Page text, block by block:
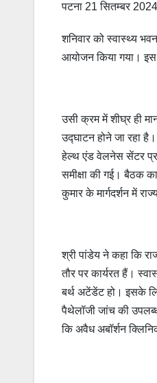
पटना 21 सितम्बर 2024
शनिवार को स्वास्थ्य
आयोजन किया गया। इस
उसी क्रम में शीघ्र ही
उद्घाटन होने जा रहा
हेल्थ एंड वेलनेस सेंटर
समीक्षा की गई। बैठक
कुमार के मार्गदर्शन में
श्री पांडेय ने कहा कि
तौर पर कार्यरत हैं।
बर्थ अटेंडेंट हो। इसके
पैथेलॉजी जांच की
कि अवैध अबॉर्शन